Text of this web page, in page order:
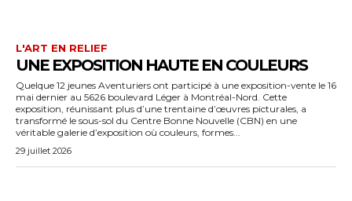
L'ART EN RELIEF
UNE EXPOSITION HAUTE EN COULEURS
Quelque 12 jeunes Aventuriers ont participé à une exposition-vente le 16
mai dernier au 5626 boulevard Léger à Montréal-Nord. Cette
exposition, réunissant plus d’une trentaine d’œuvres picturales, a
transformé le sous-sol du Centre Bonne Nouvelle (CBN) en une
véritable galerie d’exposition où couleurs, formes...
29 juillet 2026